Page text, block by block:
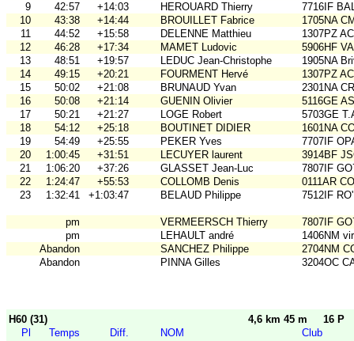
9
42:57 +14:03 HEROUARD Thierry
7716IF
10
43:38 +14:44 BROUILLET Fabrice
1705NA
11
44:52 +15:58 DELENNE Matthieu
1307PZ
12
46:28 +17:34 MAMET Ludovic
5906HF
13
48:51 +19:57 LEDUC Jean-Christophe
1905NA
14
49:15 +20:21 FOURMENT Hervé
1307PZ
15
50:02 +21:08 BRUNAUD Yvan
2301NA
16
50:08 +21:14 GUENIN Olivier
5116GE
17
50:21 +21:27 LOGE Robert
5703GE
18
54:12 +25:18 BOUTINET DIDIER
1601NA
19
54:49 +25:55 PEKER Yves
7707IF
20
1:00:45 +31:51 LECUYER laurent
3914BF
21
1:06:20 +37:26 GLASSET Jean-Luc
7807IF
22
1:24:47 +55:53 COLLOMB Denis
0111AR
23
1:32:41 +1:03:47 BELAUD Philippe 7512IF
pm VERMEERSCH Thierry
7807IF
pm
LEHAULT andré
1406NM
Abandon
SANCHEZ Philippe
2704NM
Abandon
PINNA Gilles 3204OC
H60 (31) 4,6 km 45 m
16 P
Pl
Temps Diff. NOM
Club